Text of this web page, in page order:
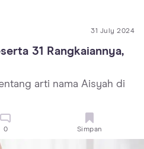
31 July 2024
31 Rangkaiannya,
arti nama Aisyah di
0 Simpan